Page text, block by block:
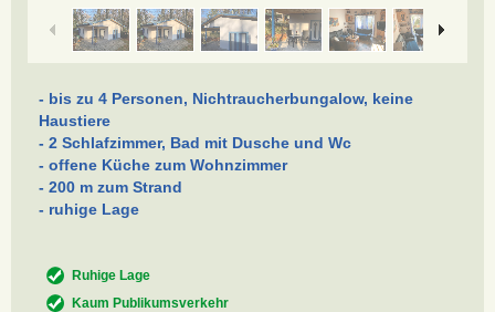
- bis zu 4 Personen, Nichtraucherbungalow, keine
Haustiere
- 2 Schlafzimmer, Bad mit Dusche und Wc
- offene Küche zum Wohnzimmer
- 200 m zum Strand
- ruhige Lage
Ruhige Lage
Kaum Publikumsverkehr